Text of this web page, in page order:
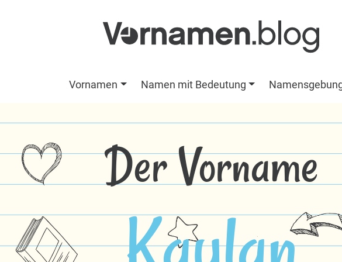
Vornamen Namen mit Bedeutung
Der Vorname